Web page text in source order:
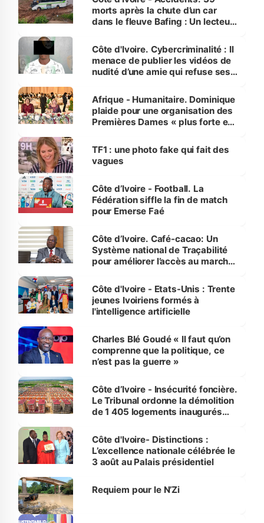
morts après la chute d’un car
dans le fleuve Bafing : Un lecteur
des Transports
Côte d'Ivoire. Cybercriminalité : Il
menace de publier les vidéos de
nudité d’une amie qui refuse ses
Afrique - Humanitaire. Dominique
plaide pour une organisation des
Premières Dames « plus forte et
sur la scène internationale »
TF1 : une photo fake qui fait des
vagues
Côte d’Ivoire - Football. La
Fédération siffle la fin de match
pour Emerse Faé
Côte d’Ivoire. Café-cacao: Un
Système national de Traçabilité
pour améliorer l’accès au marché
Côte d'Ivoire - Etats-Unis : Trente
jeunes Ivoiriens formés à
l'intelligence artificielle
Charles Blé Goudé « Il faut qu’on
comprenne que la politique, ce
n’est pas la guerre »
Côte d’Ivoire - Insécurité foncière.
Le Tribunal ordonne la démolition
de 1 405 logements inaugurés
Bassam
Côte d'Ivoire- Distinctions :
L’excellence nationale célébrée le
3 août au Palais présidentiel
Requiem pour le N’Zi